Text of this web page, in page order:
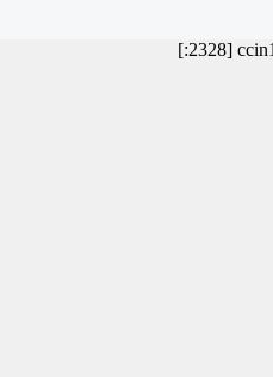
[:2328]